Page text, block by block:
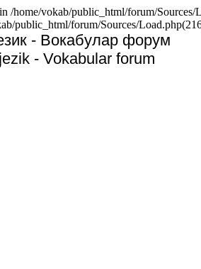
/home/vokab/public_html/forum/
public_html/forum/Sources/
- Вокабулар форум
- Vokabular forum